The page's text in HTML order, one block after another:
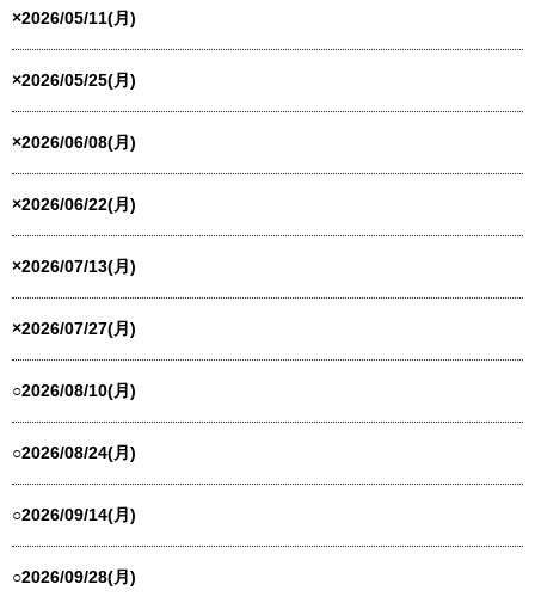
×2026/05/11(月)
×2026/05/25(月)
×2026/06/08(月)
×2026/06/22(月)
×2026/07/13(月)
×2026/07/27(月)
○2026/08/10(月)
○2026/08/24(月)
○2026/09/14(月)
○2026/09/28(月)